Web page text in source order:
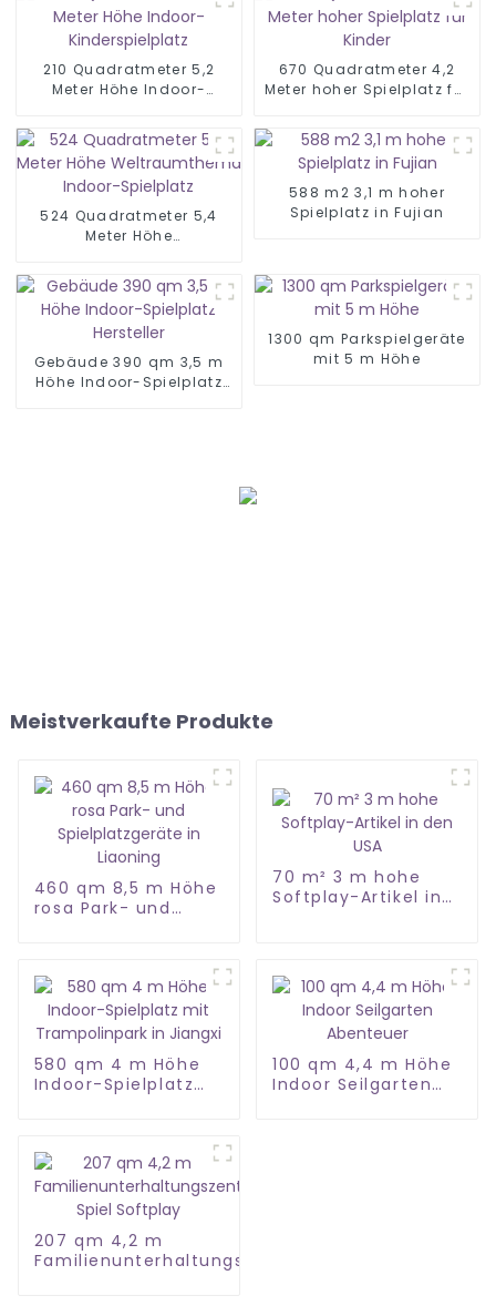
210 Quadratmeter 5,2
Meter Höhe Indoor-
670 Quadratmeter 4,2
Meter hoher Spielplatz für
524 Quadratmeter 5,4
Meter Höhe
Spielplatz
588 m2 3,1 m hoher
Spielplatz in Fujian
Gebäude 390 qm 3,5 m
Höhe Indoor-Spielplatz
1300 qm Parkspielgeräte
mit 5 m Höhe
Meistverkaufte Produkte
460 qm 8,5 m Höhe
rosa Park- und
70 m² 3 m hohe
Softplay-Artikel in
580 qm 4 m Höhe
Indoor-Spielplatz
100 qm 4,4 m Höhe
Indoor Seilgarten
207 qm 4,2 m
Familienunterhaltungszentrum